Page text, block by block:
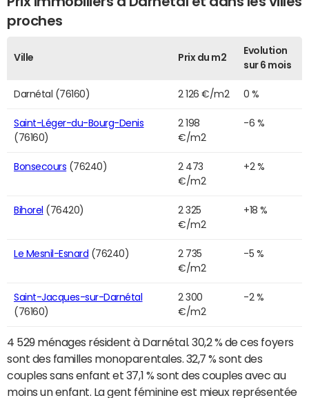
proches
Ville Prix du m2
Evolution
sur 6 mois
Darnétal (76160) 2 126 €/m2 0 %
Saint-Léger-du-Bourg-Denis
(76160)
2 198
€/m2
-6 %
Bonsecours (76240)
2 473
€/m2
+2 %
Bihorel (76420)
2 325
€/m2
+18 %
Le Mesnil-Esnard (76240)
2 735
€/m2
-5 %
Saint-Jacques-sur-Darnétal
(76160)
2 300
€/m2
-2 %
4 529 ménages résident à Darnétal. 30,2 % de ces foyers
sont des familles monoparentales. 32,7 % sont des
couples sans enfant et 37,1 % sont des couples avec au
moins un enfant. La gent féminine est mieux représentée